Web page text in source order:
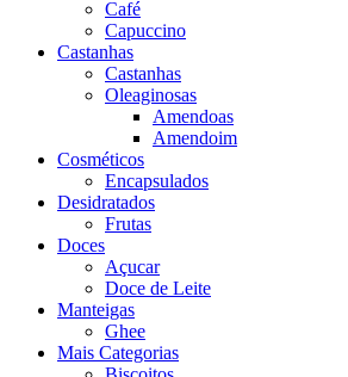
Café
Capuccino
Castanhas
Castanhas
Oleaginosas
Amendoas
Amendoim
Cosméticos
Encapsulados
Desidratados
Frutas
Doces
Açucar
Doce de Leite
Manteigas
Ghee
Mais Categorias